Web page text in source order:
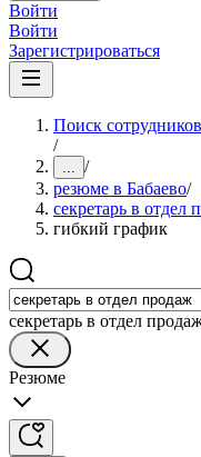
Войти
Войти
Зарегистрироваться
Поиск
/
... /
резюме в Бабаево/
секретарь в отдел
гибкий график
секретарь в отдел
Резюме